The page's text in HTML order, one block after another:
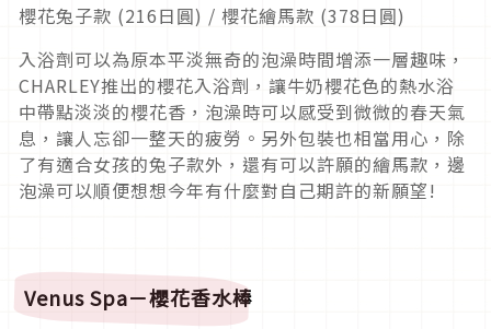
櫻花兔子款 (216日圓) / 櫻花繪馬款 (378日圓)
入浴劑可以為原本平淡無奇的泡澡時間增添一層趣味，
CHARLEY推出的櫻花入浴劑，讓牛奶櫻花色的熱水浴
中帶點淡淡的櫻花香，泡澡時可以感受到微微的春天氣
息，讓人忘卻一整天的疲勞。另外包裝也相當用心，除
了有適合女孩的兔子款外，還有可以許願的繪馬款，邊
泡澡可以順便想想今年有什麼對自己期許的新願望!
Venus Spa－櫻花香水棒